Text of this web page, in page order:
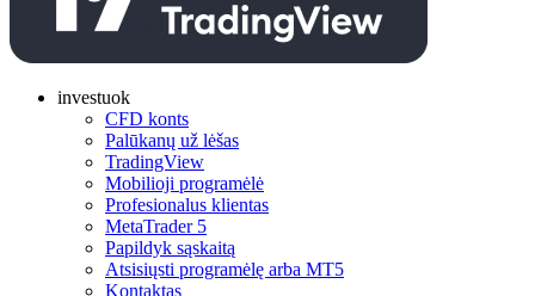
investuok
CFD konts
Palūkanų už lėšas
TradingView
Mobilioji programėlė
Profesionalus klientas
MetaTrader 5
Papildyk sąskaitą
Atsisiųsti programėlę arba MT5
Kontaktas